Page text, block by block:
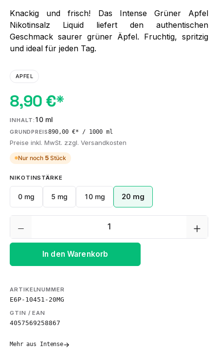
Knackig und frisch! Das Intense Grüner Apfel
Nikotinsalz Liquid liefert den authentischen
Geschmack saurer grüner Äpfel. Fruchtig, spritzig
und ideal für jeden Tag.
APFEL
8,90 €*
INHALT: 10 ml
GRUNDPREIS890,00 €* / 1000 ml
Preise inkl. MwSt. zzgl. Versandkosten
Nur noch 5 Stück
NIKOTINSTÄRKE
0 mg 5 mg 10 mg 20 mg
Produkt Anzahl: Gib den
In den Warenkorb
ARTIKELNUMMER
E6P-10451-20MG
GTIN / EAN
4057569258867
Mehr aus Intense→